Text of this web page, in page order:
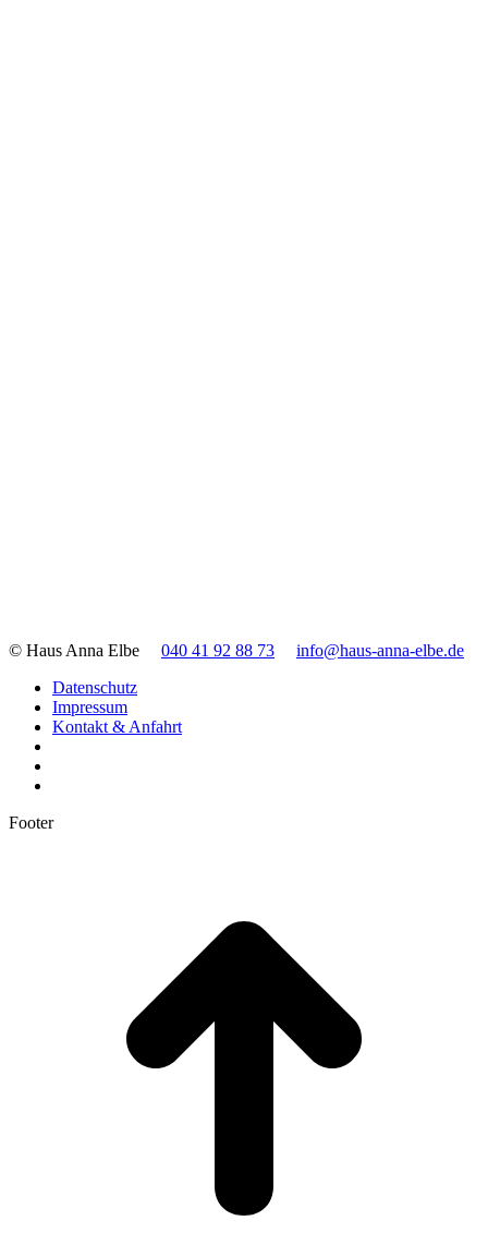
© Haus Anna Elbe 040 41 92 88 73
info@haus-anna-elbe.de
Datenschutz
Impressum
Kontakt & Anfahrt
Footer